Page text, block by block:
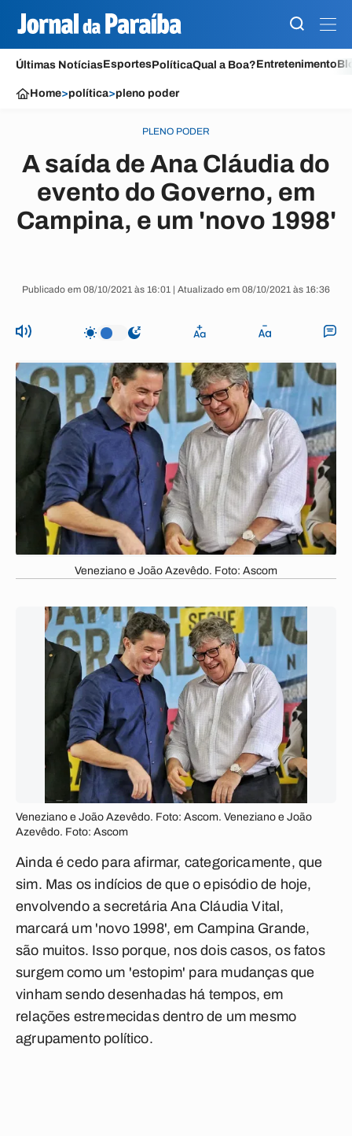
Últimas NotíciasEsportesPolíticaQual a Boa?Entretenimento
Home>política>pleno poder
PLENO PODER
A saída de Ana Cláudia do
evento do Governo, em
Campina, e um 'novo 1998'
Publicado em 08/10/2021 às 16:01 | Atualizado em 08/10/2021 às 16:36
Veneziano e João Azevêdo. Foto: Ascom
Veneziano e João Azevêdo. Foto: Ascom. Veneziano e João
Azevêdo. Foto: Ascom
Ainda é cedo para afirmar, categoricamente, que
sim. Mas os indícios de que o episódio de hoje,
envolvendo a secretária Ana Cláudia Vital,
marcará um 'novo 1998', em Campina Grande,
são muitos. Isso porque, nos dois casos, os fatos
surgem como um 'estopim' para mudanças que
vinham sendo desenhadas há tempos, em
relações estremecidas dentro de um mesmo
agrupamento político.